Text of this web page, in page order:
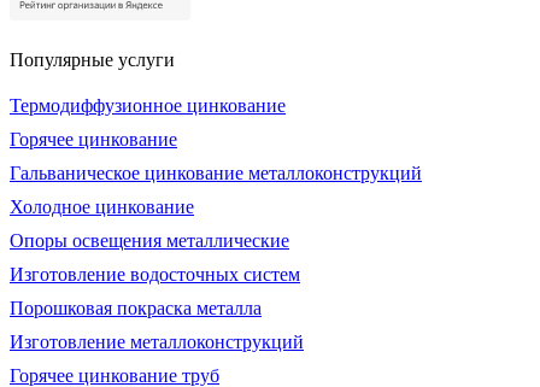
Популярные услуги
Термодиффузионное цинкование
Горячее цинкование
Гальваническое цинкование металлоконструкций
Холодное цинкование
Опоры освещения металлические
Изготовление водосточных систем
Порошковая покраска металла
Изготовление металлоконструкций
Горячее цинкование труб